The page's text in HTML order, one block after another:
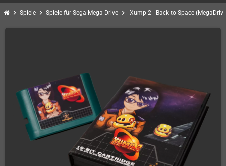
chevron_right Spiele chevron_right Spiele für Sega Mega Drive chevron_right Xump 2 - Back to Space